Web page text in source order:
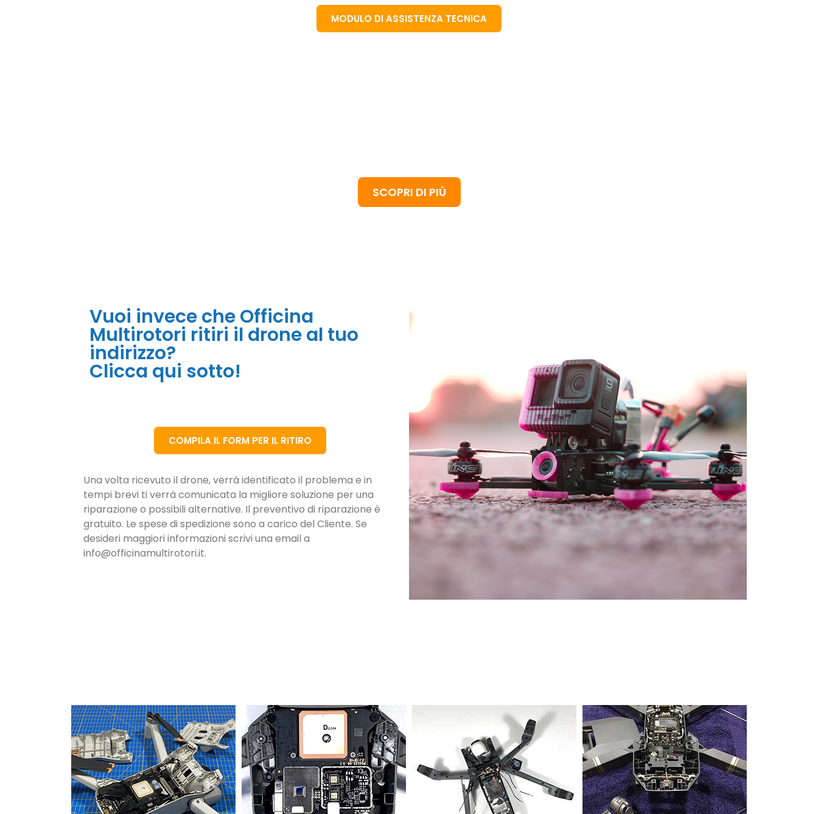
MODULO DI ASSISTENZA TECNICA
SCOPRI DI PIÙ
Vuoi invece che Officina
Multirotori ritiri il drone al tuo
indirizzo?
Clicca qui sotto!
COMPILA IL FORM PER IL RITIRO
Una volta ricevuto il drone, verrà identificato il problema e in
tempi brevi ti verrà comunicata la migliore soluzione per una
riparazione o possibili alternative. Il preventivo di riparazione è
gratuito. Le spese di spedizione sono a carico del Cliente. Se
desideri maggiori informazioni scrivi una email a
info@officinamultirotori.it.